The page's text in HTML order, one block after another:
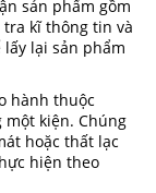
sản phẩm gồm
kĩ thông tin và
lại sản phẩm
hành thuộc
kiện. Chúng
hoặc thất lạc
hiện theo